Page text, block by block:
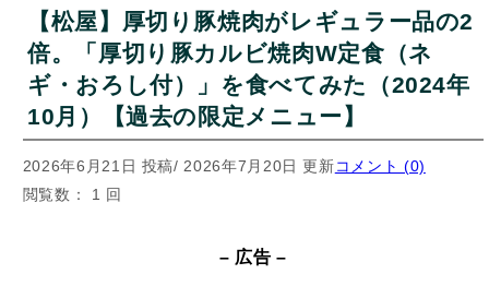
【松屋】厚切り豚焼肉がレギュラー品の2
倍。「厚切り豚カルビ焼肉W定食（ネ
ギ・おろし付）」を食べてみた（2024年
10月）【過去の限定メニュー】
2026年6月21日 投稿/ 2026年7月20日 更新コメント (0)
閲覧数： 1 回
– 広告 –